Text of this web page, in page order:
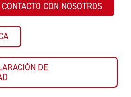
CON NOSOTROS
DE